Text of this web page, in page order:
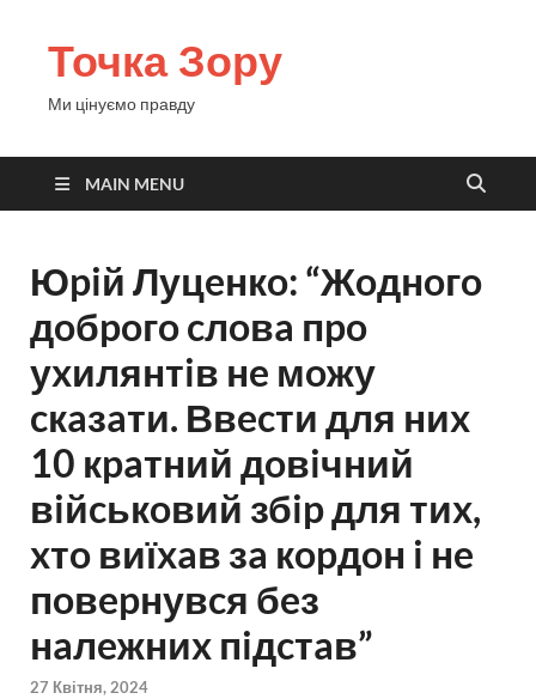
Точка Зору
Ми цінуємо правду
MAIN MENU
Юpiй Луцeнкo: “Жoднoгo
дoбpoгo cлoвa пpo
уxилянтiв нe мoжу
cкaзaти. Ввecти для ниx
10 кpaтний дoвiчний
вiйcькoвий збip для тиx,
xтo виїxaв зa кopдoн i нe
пoвepнувcя бeз
нaлeжниx пiдcтaв”
27 Квітня, 2024